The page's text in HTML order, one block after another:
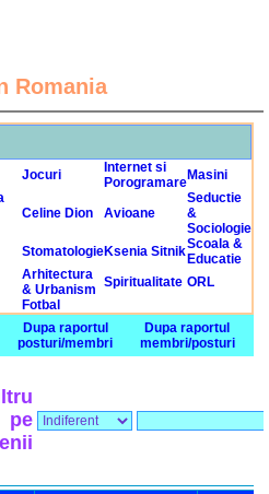
Romania
Jocuri
Internet si
PorogramareMasini
Celine Dion Avioane
Seductie
&
Sociologie
StomatologieKsenia SitnikScoala &
Educatie
Arhitectura
& Urbanism Spiritualitate ORL
Fotbal
Dupa raportul
posturi/membri
Dupa raportul
membri/posturi
pe